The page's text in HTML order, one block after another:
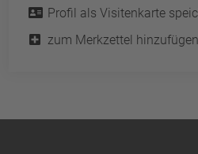
powered by
Management Platform
Profil als Visitenkarte
zum Merkzettel hinzufügen